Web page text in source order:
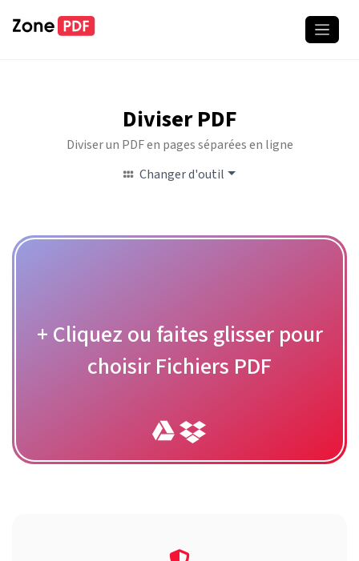
Diviser PDF
Diviser un PDF en pages séparées en ligne
Changer d'outil
+ Cliquez ou faites glisser pour
choisir Fichiers PDF